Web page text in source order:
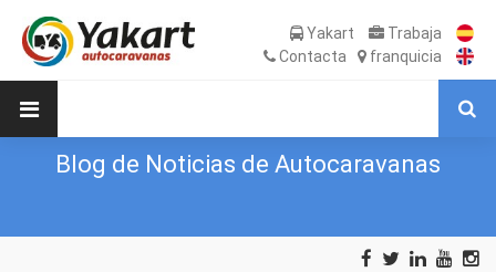
Yakart
Trabaja
Contacta
franquicia
Blog de Noticias de Autocaravanas